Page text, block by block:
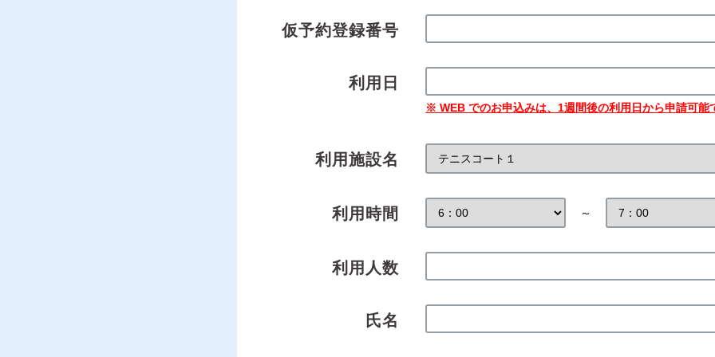
仮予約登録番号
利用日
※ WEB でのお申込みは、1週間後の利用日から申請可能
利用施設名
利用時間 ～
利用人数
氏名